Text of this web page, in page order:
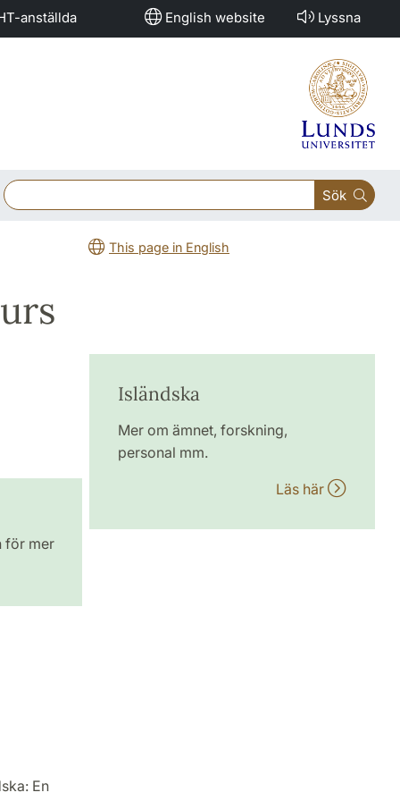
anställda English website Lyssna
Sök
This page in English
för mer
En
Isländska
Mer om ämnet, forskning,
personal mm.
Läs här